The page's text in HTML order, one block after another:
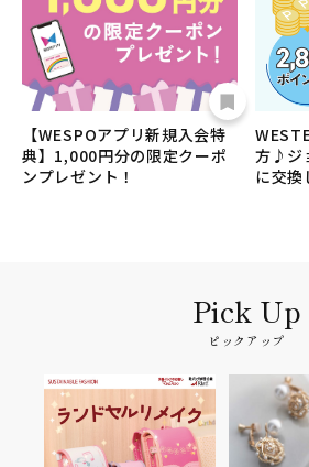
【WESPOアプリ新規入会特
典】1,000円分の限定クーポ
ンプレゼント！
方♪ジ
に交換
ピックアップ